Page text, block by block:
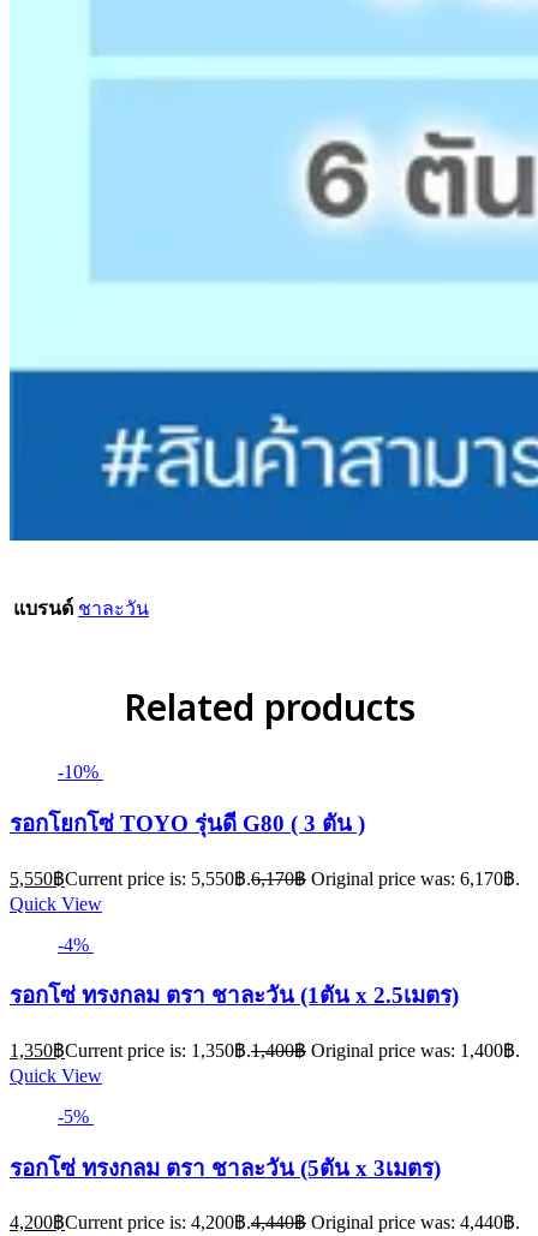
แบรนด์ ชาละวัน
Related products
-10%
รอกโยกโซ่ TOYO รุ่นดี G80 ( 3 ตัน )
5,550฿Current price is: 5,550฿.6,170฿ Original price was: 6,170฿.
Quick View
-4%
รอกโซ่ ทรงกลม ตรา ชาละวัน (1ตัน x 2.5เมตร)
1,350฿Current price is: 1,350฿.1,400฿ Original price was: 1,400฿.
Quick View
-5%
รอกโซ่ ทรงกลม ตรา ชาละวัน (5ตัน x 3เมตร)
4,200฿Current price is: 4,200฿.4,440฿ Original price was: 4,440฿.